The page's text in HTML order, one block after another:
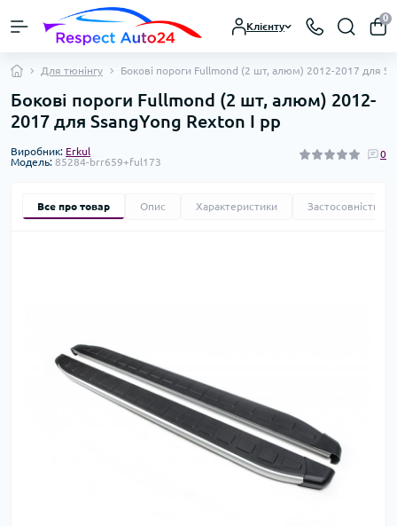
Клієнту
0
Для тюнінгу Бокові пороги Fullmond (2 шт, алюм) 2012-2017 для
Бокові пороги Fullmond (2 шт, алюм) 2012-
2017 для SsangYong Rexton I рр
Виробник: Erkul
Модель: 85284-brr659+ful173
0
Все про товар Опис Характеристики Застосовність